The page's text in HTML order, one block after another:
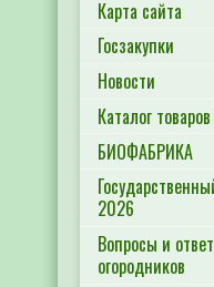
Карта сайта
Госзакупки
Новости
Каталог
БИОФАБРИКА
2026
Вопросы и
огородников